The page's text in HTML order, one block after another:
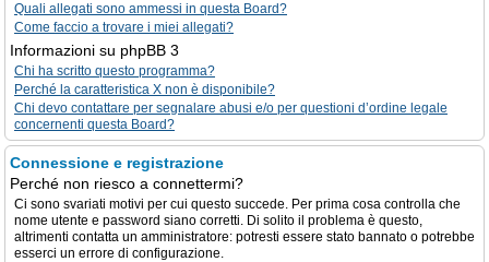
Quali allegati sono ammessi in questa Board?
Come faccio a trovare i miei allegati?
Informazioni su phpBB 3
Chi ha scritto questo programma?
Perché la caratteristica X non è disponibile?
Chi devo contattare per segnalare abusi e/o per questioni d’ordine legale
concernenti questa Board?
Connessione e registrazione
Perché non riesco a connettermi?
Ci sono svariati motivi per cui questo succede. Per prima cosa controlla che
nome utente e password siano corretti. Di solito il problema è questo,
altrimenti contatta un amministratore: potresti essere stato bannato o potrebbe
esserci un errore di configurazione.